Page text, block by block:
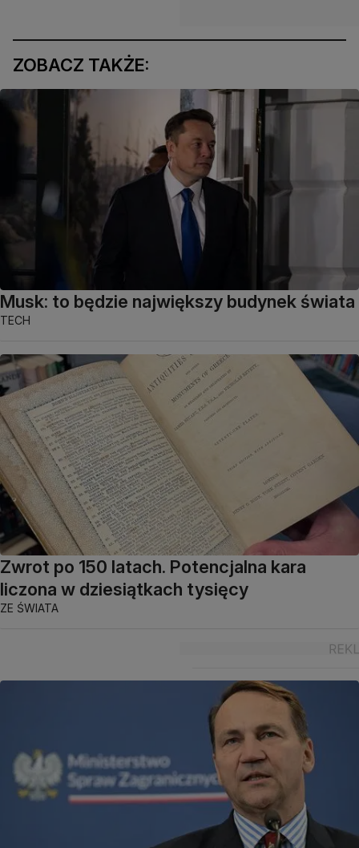
ZOBACZ TAKŻE:
Musk: to będzie największy budynek świata
TECH
Zwrot po 150 latach. Potencjalna kara
liczona w dziesiątkach tysięcy
ZE ŚWIATA